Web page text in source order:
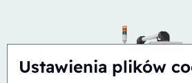
Ustawienia plików